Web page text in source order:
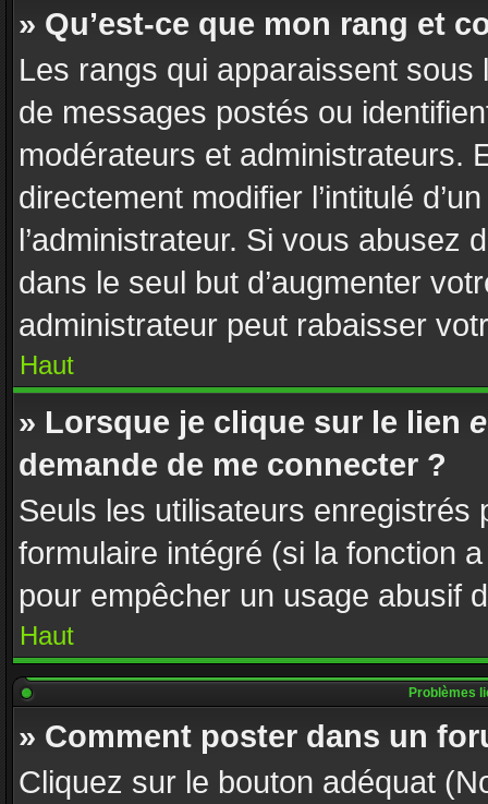
» Qu’est-ce que mon rang et
Les rangs qui apparaissent sous
de messages postés ou
modérateurs et administrateurs.
directement modifier l’intitulé
l’administrateur. Si vous abusez
dans le seul but d’augmenter
administrateur peut rabaisser
Haut
» Lorsque je clique sur le lien
demande de me connecter ?
Seuls les utilisateurs enregistrés
formulaire intégré (si la fonction
pour empêcher un usage abusif
Haut
Problèmes
» Comment poster dans un
Cliquez sur le bouton adéquat